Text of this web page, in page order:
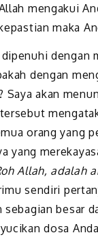
mengakui
maka
dengan
dengan
Saya akan
orang yang
yang
Allah, adalah
sendiri
besar
dosa